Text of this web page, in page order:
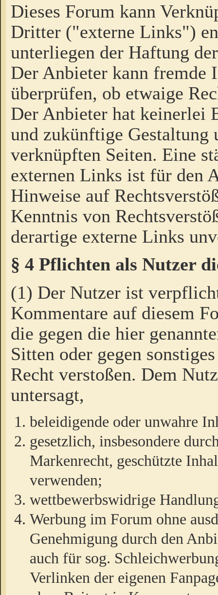
Dieses Forum kann
Dritter ("externe Links")
unterliegen der Haftung
Der Anbieter kann fremde
überprüfen, ob etwaige
Der Anbieter hat keinerlei
und zukünftige Gestaltung
verknüpften Seiten. Eine
externen Links ist für den
Hinweise auf
Kenntnis von
derartige externe Links
§ 4 Pflichten als Nutzer
(1) Der Nutzer ist
Kommentare auf diesem
die gegen die hier
Sitten oder gegen
Recht verstoßen. Dem
untersagt,
beleidigende oder unwahre
gesetzlich, insbesondere
Markenrecht, geschützte
verwenden;
wettbewerbswidrige
Werbung im Forum ohne
Genehmigung durch den
auch für sog.
Verlinken der eigenen